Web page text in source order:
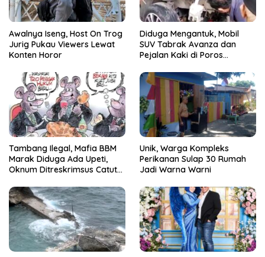
Awalnya Iseng, Host On Trog
Jurig Pukau Viewers Lewat
Konten Horor
Diduga Mengantuk, Mobil
SUV Tabrak Avanza dan
Pejalan Kaki di Poros
Tambang Ilegal, Mafia BBM
Marak Diduga Ada Upeti,
Oknum Ditreskrimsus Catut
Unik, Warga Kompleks
Perikanan Sulap 30 Rumah
Jadi Warna Warni